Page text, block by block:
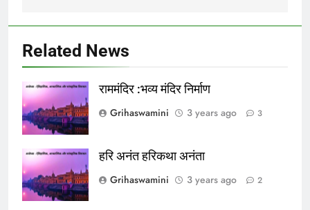
Related News
राममंदिर :भव्य मंदिर निर्माण
Grihaswamini
3 years ago 3
हरि अनंत हरिकथा अनंता
Grihaswamini
3 years ago 2